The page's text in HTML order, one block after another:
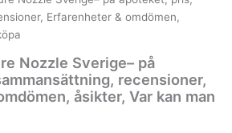
Erfarenheter & omdömen,
Nozzle Sverige– på
recensioner,
åsikter, Var kan man